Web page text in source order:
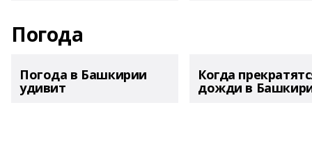
Погода
Погода в Башкирии
удивит
Когда
дожди в